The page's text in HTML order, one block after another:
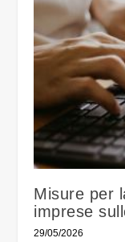
Misure per
imprese
29/05/2026